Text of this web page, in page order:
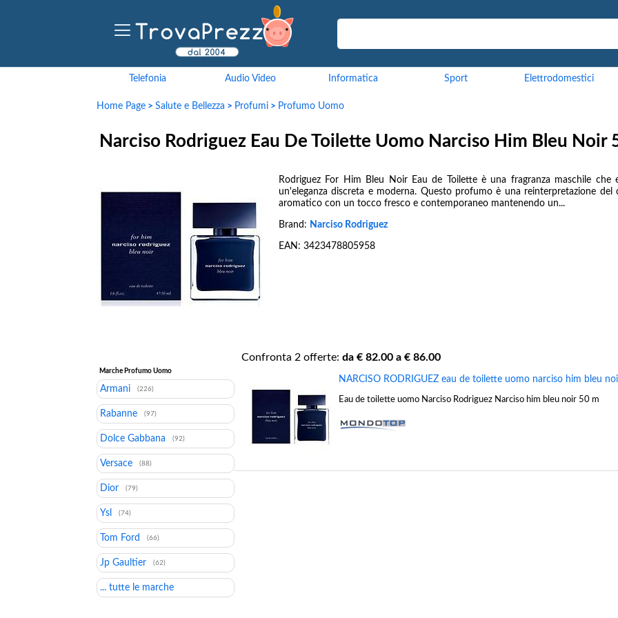
Telefonia Audio Video Informatica Sport Elettrodomestici
Home Page > Salute e Bellezza > Profumi > Profumo Uomo
Narciso Rodriguez Eau De Toilette Uomo Narciso Him Bleu Noir
Rodriguez For Him Bleu Noir Eau de Toilette è una fragranza maschile che
un'eleganza discreta e moderna. Questo profumo è una reinterpretazione del
aromatico con un tocco fresco e contemporaneo mantenendo un...
Brand: Narciso Rodriguez
EAN: 3423478805958
Marche Profumo Uomo
Armani (226)
Rabanne (97)
Dolce Gabbana (92)
Versace (88)
Dior (79)
Ysl (74)
Tom Ford (66)
Jp Gaultier (62)
... tutte le marche
Confronta 2 offerte: da € 82.00 a € 86.00
NARCISO RODRIGUEZ eau de toilette uomo narciso him bleu
Eau de toilette uomo Narciso Rodriguez Narciso him bleu noir 50 m